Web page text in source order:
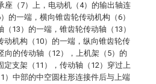
座（7）上，电动机（4）的输出轴连
的一端，横向锥齿轮传动机构（6）
13）的一端，锥齿轮传动轴（13）
动机构（10）的一端，纵向锥齿轮传
向的传动轴（12），上机架（5）的
定支架（11），传动轴（12）穿过上
）中部的中空圆柱形连接件后与上端